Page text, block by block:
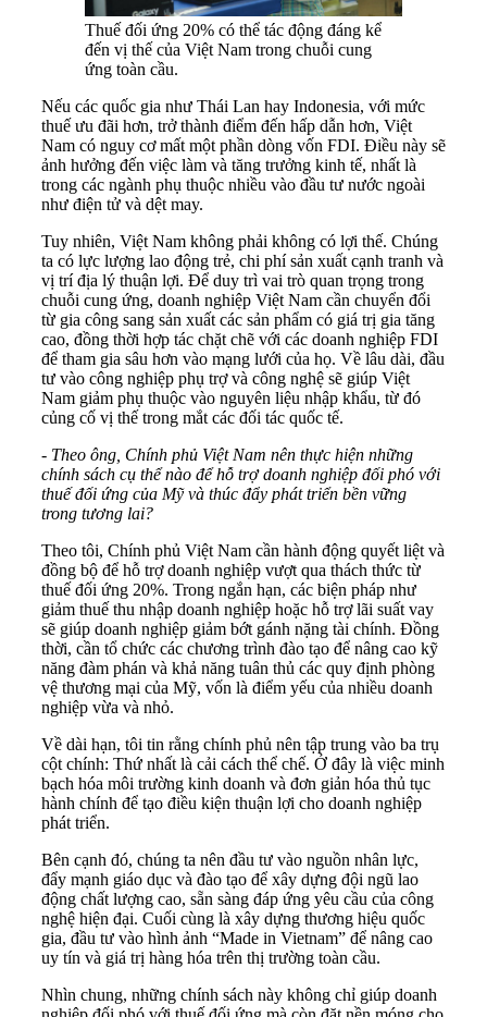
Thuế đối ứng 20% có thể tác động đáng kể
đến vị thế của Việt Nam trong chuỗi cung
ứng toàn cầu.
Nếu các quốc gia như Thái Lan hay Indonesia, với mức
thuế ưu đãi hơn, trở thành điểm đến hấp dẫn hơn, Việt
Nam có nguy cơ mất một phần dòng vốn FDI. Điều này sẽ
ảnh hưởng đến việc làm và tăng trưởng kinh tế, nhất là
trong các ngành phụ thuộc nhiều vào đầu tư nước ngoài
như điện tử và dệt may.
Tuy nhiên, Việt Nam không phải không có lợi thế. Chúng
ta có lực lượng lao động trẻ, chi phí sản xuất cạnh tranh và
vị trí địa lý thuận lợi. Để duy trì vai trò quan trọng trong
chuỗi cung ứng, doanh nghiệp Việt Nam cần chuyển đổi
từ gia công sang sản xuất các sản phẩm có giá trị gia tăng
cao, đồng thời hợp tác chặt chẽ với các doanh nghiệp FDI
để tham gia sâu hơn vào mạng lưới của họ. Về lâu dài, đầu
tư vào công nghiệp phụ trợ và công nghệ sẽ giúp Việt
Nam giảm phụ thuộc vào nguyên liệu nhập khẩu, từ đó
củng cố vị thế trong mắt các đối tác quốc tế.
- Theo ông, Chính phủ Việt Nam nên thực hiện những
chính sách cụ thể nào để hỗ trợ doanh nghiệp đối phó với
thuế đối ứng của Mỹ và thúc đẩy phát triển bền vững
trong tương lai?
Theo tôi, Chính phủ Việt Nam cần hành động quyết liệt và
đồng bộ để hỗ trợ doanh nghiệp vượt qua thách thức từ
thuế đối ứng 20%. Trong ngắn hạn, các biện pháp như
giảm thuế thu nhập doanh nghiệp hoặc hỗ trợ lãi suất vay
sẽ giúp doanh nghiệp giảm bớt gánh nặng tài chính. Đồng
thời, cần tổ chức các chương trình đào tạo để nâng cao kỹ
năng đàm phán và khả năng tuân thủ các quy định phòng
vệ thương mại của Mỹ, vốn là điểm yếu của nhiều doanh
nghiệp vừa và nhỏ.
Về dài hạn, tôi tin rằng chính phủ nên tập trung vào ba trụ
cột chính: Thứ nhất là cải cách thể chế. Ở đây là việc minh
bạch hóa môi trường kinh doanh và đơn giản hóa thủ tục
hành chính để tạo điều kiện thuận lợi cho doanh nghiệp
phát triển.
Bên cạnh đó, chúng ta nên đầu tư vào nguồn nhân lực,
đẩy mạnh giáo dục và đào tạo để xây dựng đội ngũ lao
động chất lượng cao, sẵn sàng đáp ứng yêu cầu của công
nghệ hiện đại. Cuối cùng là xây dựng thương hiệu quốc
gia, đầu tư vào hình ảnh “Made in Vietnam” để nâng cao
uy tín và giá trị hàng hóa trên thị trường toàn cầu.
Nhìn chung, những chính sách này không chỉ giúp doanh